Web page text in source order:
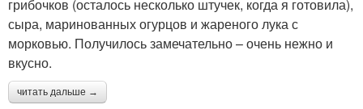
сердца
Сердце для салата
Салат из говяжьего
сердца
грибочков (осталось несколько штучек, когда я готовила),
сыра, маринованных огурцов и жареного лука с
морковью. Получилось замечательно – очень нежно и
вкусно.
читать дальше →